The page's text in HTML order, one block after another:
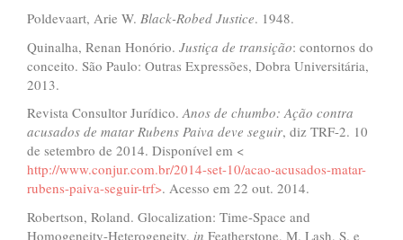
Poldevaart, Arie W. Black-Robed Justice. 1948.
Quinalha, Renan Honório. Justiça de transição: contornos do
conceito. São Paulo: Outras Expressões, Dobra Universitária,
2013.
Revista Consultor Jurídico.Anos de chumbo: Ação contra
acusados de matar Rubens Paiva deve seguir, diz TRF-2. 10
de setembro de 2014. Disponível em <
http://www.conjur.com.br/2014-set-10/acao-acusados-matar-
rubens-paiva-seguir-trf>. Acesso em 22 out. 2014.
Robertson, Roland. Glocalization: Time-Space and
Homogeneity-Heterogeneity. in Featherstone, M. Lash, S. e